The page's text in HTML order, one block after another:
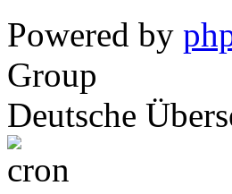
Powered by
Group
Deutsche